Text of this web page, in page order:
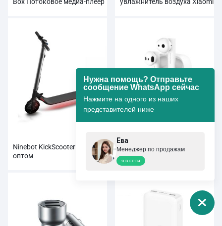
Ninebot KickScooter ES2
оптом
Беспроводные наушники
Xiaomi Airdots pro 2 True
оптом
Нужна помощь? Отправьте
сообщение WhatsApp сейчас
Нажмите на одного из наших
представителей ниже
Ева
Менеджер по продажам
я в сети